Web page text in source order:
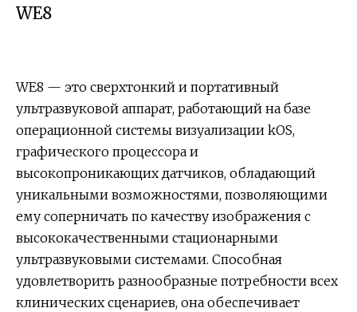
WE8
WE8 — это сверхтонкий и портативный
ультразвуковой аппарат, работающий на базе
операционной системы визуализации kOS,
графического процессора и
высокопроникающих датчиков, обладающий
уникальными возможностями, позволяющими
ему соперничать по качеству изображения с
высококачественными стационарными
ультразвуковыми системами. Способная
удовлетворить разнообразные потребности всех
клинических сценариев, она обеспечивает